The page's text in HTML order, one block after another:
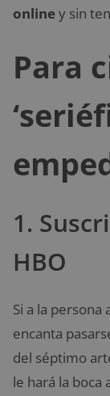
onliney sin
Para
1.
HBO
Si a la persona
encanta
del séptimo
le hará la boca